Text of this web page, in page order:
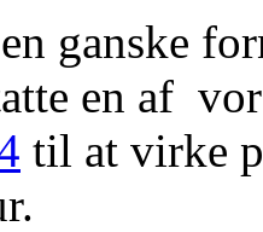
ganske
en af
til at virke